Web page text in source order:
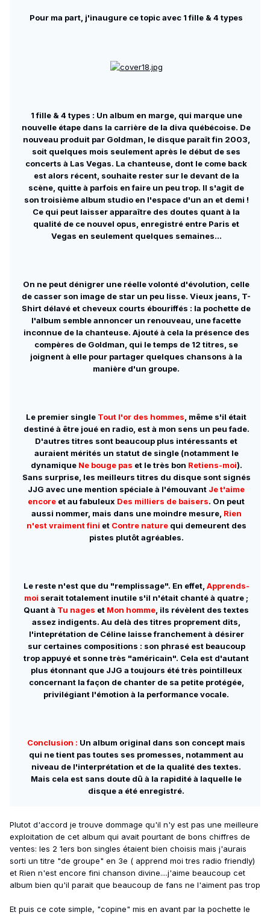
Pour ma part, j'inaugure ce topic avec 1 fille & 4 types
1 fille & 4 types : Un album en marge, qui marque une
nouvelle étape dans la carrière de la diva québécoise. De
nouveau produit par Goldman, le disque paraît fin 2003,
soit quelques mois seulement après le début de ses
concerts à Las Vegas. La chanteuse, dont le come back
est alors récent, souhaite rester sur le devant de la
scène, quitte à parfois en faire un peu trop. Il s'agit de
son troisième album studio en l'espace d'un an et demi !
Ce qui peut laisser apparaître des doutes quant à la
qualité de ce nouvel opus, enregistré entre Paris et
Vegas en seulement quelques semaines...
On ne peut dénigrer une réelle volonté d'évolution, celle
de casser son image de star un peu lisse. Vieux jeans, T-
Shirt délavé et cheveux courts ébouriffés : la pochette de
l'album semble annoncer un renouveau, une facette
inconnue de la chanteuse. Ajouté à cela la présence des
compères de Goldman, qui le temps de 12 titres, se
joignent à elle pour partager quelques chansons à la
manière d'un groupe.
Le premier single Tout l'or des hommes , même s'il était
destiné à être joué en radio, est à mon sens un peu fade.
D'autres titres sont beaucoup plus intéressants et
auraient mérités un statut de single (notamment le
dynamique Ne bouge pas et le très bon Retiens-moi).
Sans surprise, les meilleurs titres du disque sont signés
JJG avec une mention spéciale à l'émouvant Je t'aime
encore et au fabuleux Des milliers de baisers. On peut
aussi nommer, mais dans une moindre mesure, Rien
n'est vraiment fini et Contre nature qui demeurent des
pistes plutôt agréables.
Le reste n'est que du "remplissage". En effet, Apprends-
moi serait totalement inutile s'il n'était chanté à quatre ;
Quant à Tu nages et Mon homme , ils révèlent des textes
assez indigents. Au delà des titres proprement dits,
l'inteprétation de Céline laisse franchement à désirer
sur certaines compositions : son phrasé est beaucoup
trop appuyé et sonne très "américain". Cela est d'autant
plus étonnant que JJG a toujours été très pointilleux
concernant la façon de chanter de sa petite protégée,
privilégiant l'émotion à la performance vocale.
Conclusion : Un album original dans son concept mais
qui ne tient pas toutes ses promesses, notamment au
niveau de l'interprétation et de la qualité des textes.
Mais cela est sans doute dû à la rapidité à laquelle le
disque a été enregistré.
Plutot d'accord je trouve dommage qu'il n'y est pas une meilleure
exploitation de cet album qui avait pourtant de bons chiffres de
ventes: les 2 1ers bon singles étaient bien choisis mais j'aurais
sorti un titre "de groupe" en 3e ( apprend moi tres radio friendly)
et Rien n'est encore fini chanson divine....j'aime beaucoup cet
album bien qu'il parait que beaucoup de fans ne l'aiment pas trop
Et puis ce cote simple, "copine" mis en avant par la pochette le